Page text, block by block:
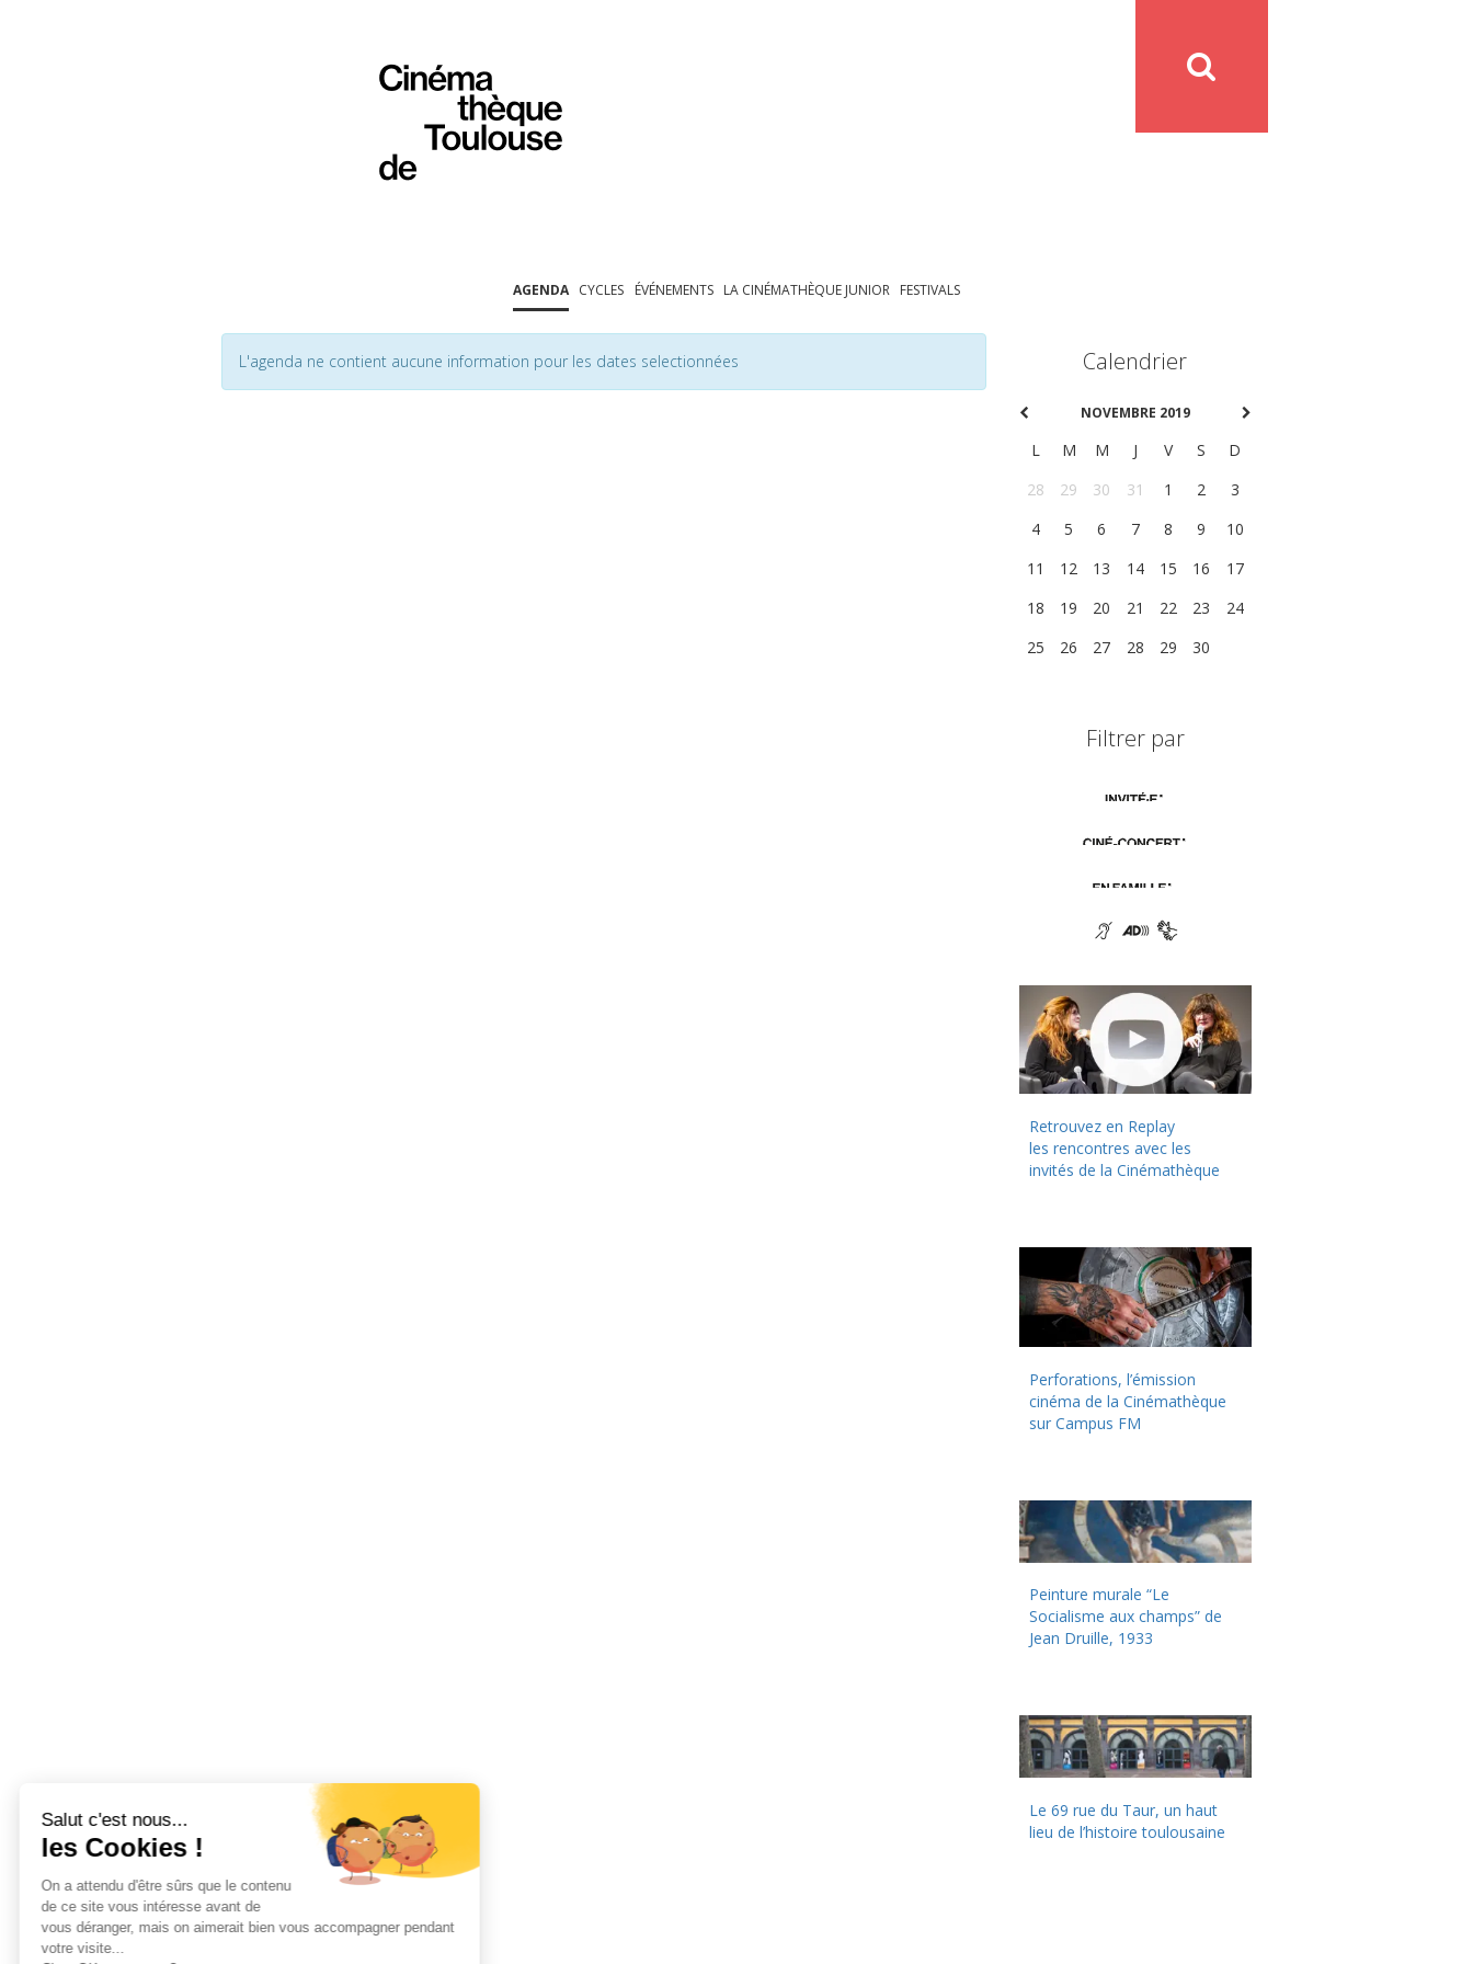
AGENDA CYCLES ÉVÉNEMENTS LA CINÉMATHÈQUE JUNIOR FESTIVALS
L'agenda ne contient aucune information pour les dates selectionnées Calendrier
NOVEMBRE 2019
L M M J V S
D
28
29 30 31 1 2
3
4
5 6 7 8 9
10
11
12 13 14 15 16
17
18
19 20 21 22 23
24
25
26 27 28 29 30
Filtrer par
Retrouvez en Replay
les rencontres avec les
invités de la Cinémathèque
Perforations, l’émission
cinéma de la Cinémathèque
sur Campus FM
Peinture murale “Le
Socialisme aux champs” de
Jean Druille, 1933
Le 69 rue du Taur, un haut
lieu de l’histoire toulousaine